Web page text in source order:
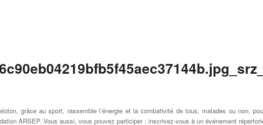
grâce au sport, rassemble l’énergie et la combativité de tous, malades ou non,
ARSEP. Vous aussi, vous pouvez participer : inscrivez-vous à un événement